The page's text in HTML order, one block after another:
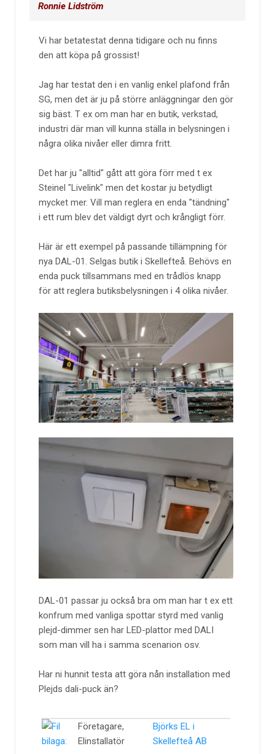
Ronnie Lidström
Vi har betatestat denna tidigare och nu finns
den att köpa på grossist!
Jag har testat den i en vanlig enkel plafond från
SG, men det är ju på större anläggningar den gör
sig bäst. T ex om man har en butik, verkstad,
industri där man vill kunna ställa in belysningen i
några olika nivåer eller dimra fritt.
Det har ju "alltid" gått att göra förr med t ex
Steinel "Livelink" men det kostar ju betydligt
mycket mer. Vill man reglera en enda "tändning"
i ett rum blev det väldigt dyrt och krångligt förr.
Här är ett exempel på passande tillämpning för
nya DAL-01. Selgas butik i Skellefteå. Behövs en
enda puck tillsammans med en trådlös knapp
för att reglera butiksbelysningen i 4 olika nivåer.
DAL-01 passar ju också bra om man har t ex ett
konfrum med vanliga spottar styrd med vanlig
plejd-dimmer sen har LED-plattor med DALI
som man vill ha i samma scenarion osv.
Har ni hunnit testa att göra nån installation med
Plejds dali-puck än?
Företagare,
Elinstallatör
Björks EL i
Skellefteå AB